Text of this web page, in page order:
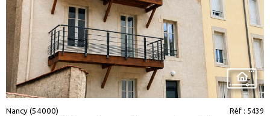
bien
Nancy (54000)
Réf : 5439